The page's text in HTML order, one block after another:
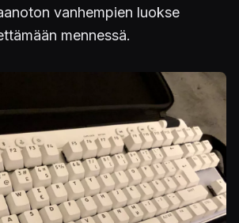
vanhempien luokse
mennessä.